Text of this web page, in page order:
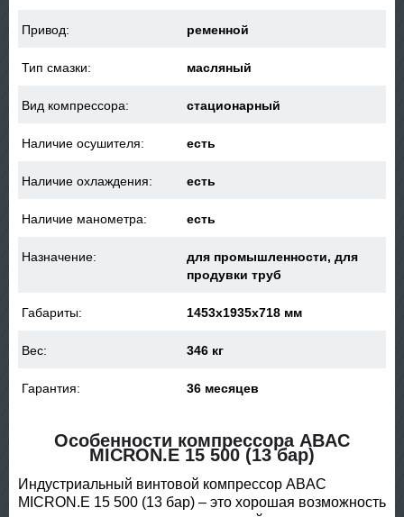
Привод: ременной
Тип смазки: масляный
Вид компрессора: стационарный
Наличие осушителя: есть
Наличие охлаждения: есть
Наличие манометра: есть
Назначение:
для промышленности, для
продувки труб
Габариты: 1453x1935x718 мм
Вес: 346 кг
Гарантия: 36 месяцев
Особенности компрессора ABAC
MICRON.E 15 500 (13 бар)
Индустриальный винтовой компрессор ABAC
MICRON.E 15 500 (13 бар) – это хорошая возможность